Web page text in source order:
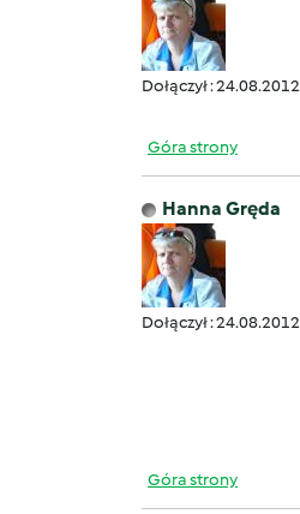
Dołączył : 24.08.2012
Góra strony
Hanna Gręda
Dołączył : 24.08.2012
Góra strony